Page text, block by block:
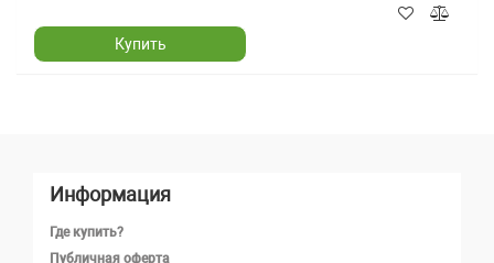
Купить
Информация
Где купить?
Публичная оферта